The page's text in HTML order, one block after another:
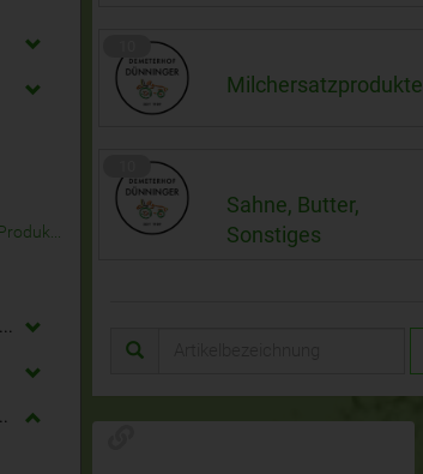
& Eier
Milchersatzprodukte
Sahne, Butter,
Sonstiges